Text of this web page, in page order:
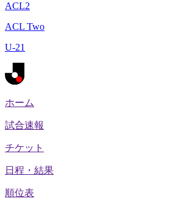
ACL2
ACL Two
U-21
ホーム
試合速報
チケット
日程・結果
順位表